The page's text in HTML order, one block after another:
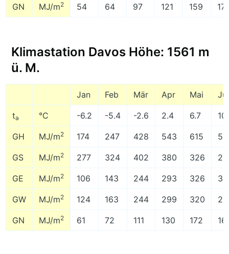
GN MJ/m2 54 64 97 121 159
Klimastation Davos Höhe: 1561 m
ü. M.
Jan Feb Mär Apr Mai
ta °C -6.2 -5.4 -2.6 2.4 6.7
GH MJ/m2 174 247 428 543 615
GS MJ/m2 277 324 402 380 326
GE MJ/m2 106 143 244 293 326
GW MJ/m2 124 163 244 299 320
GN MJ/m2 61 72 111 130 172